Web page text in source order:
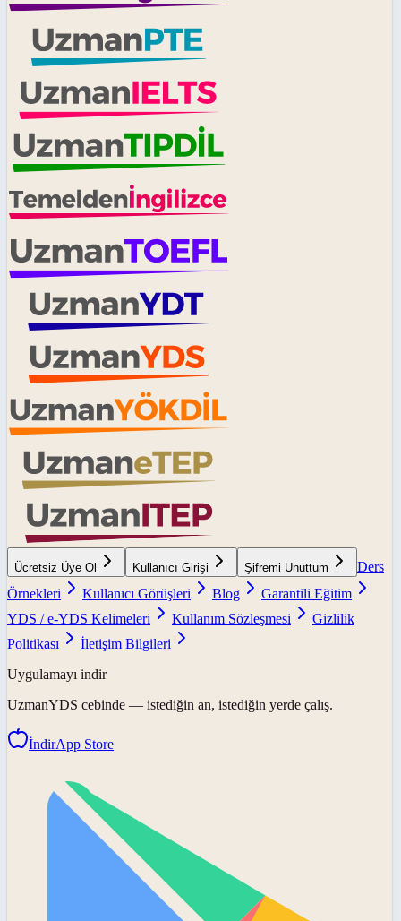
Ücretsiz Üye Ol Kullanıcı Girişi Şifremi Unuttum
Ders
Örnekleri
Kullanıcı Görüşleri Blog
Garantili Eğitim
YDS / e-YDS Kelimeleri
Kullanım Sözleşmesi
Gizlilik
Politikası
İletişim Bilgileri
Uygulamayı indir
UzmanYDS cebinde — istediğin an, istediğin yerde çalış.
İndirApp Store